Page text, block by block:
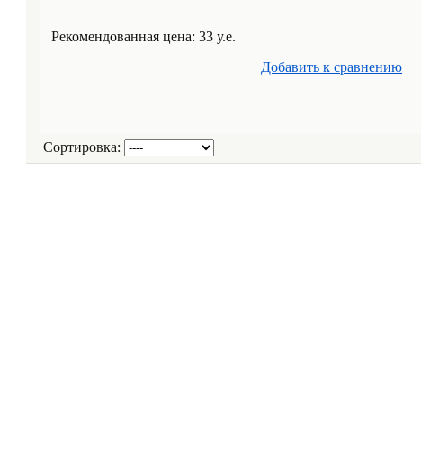
Рекомендованная цена: 33 у.е.
Добавить к cравнению
Сортировка: